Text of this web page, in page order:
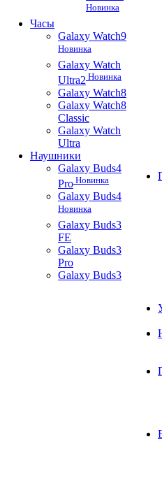
Новинка
Часы
Galaxy Watch9
Новинка
Galaxy Watch
Ultra2 Новинка
Galaxy Watch8
Galaxy Watch8
Classic
Galaxy Watch
Ultra
Наушники
Galaxy Buds4
Pro Новинка
Galaxy Buds4
Новинка
Galaxy Buds3
FE
Galaxy Buds3
Pro
Galaxy Buds3